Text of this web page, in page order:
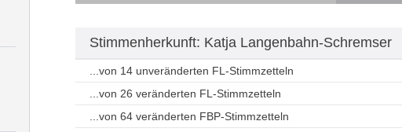
Stimmenherkunft: Katja Langenbahn-Schremser
...von 14 unveränderten FL-Stimmzetteln
...von 26 veränderten FL-Stimmzetteln
...von 64 veränderten FBP-Stimmzetteln